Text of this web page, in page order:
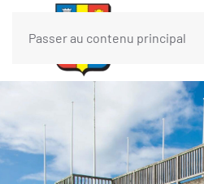
Passer au contenu principal